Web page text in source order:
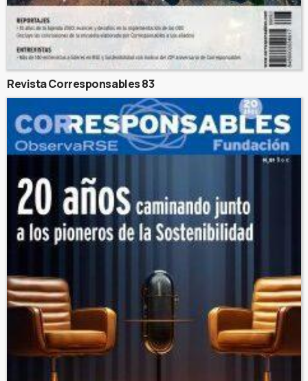
Revista Corresponsables 83